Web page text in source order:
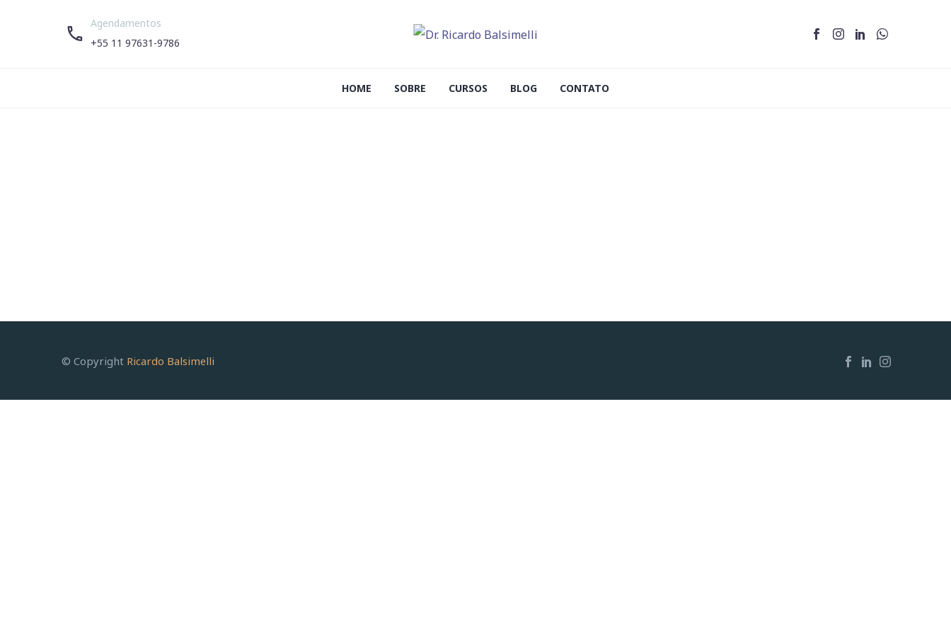


Agendamentos
+55 11 97631-9786
HOME SOBRE CURSOS BLOG CONTATO
© Copyright Ricardo Balsimelli